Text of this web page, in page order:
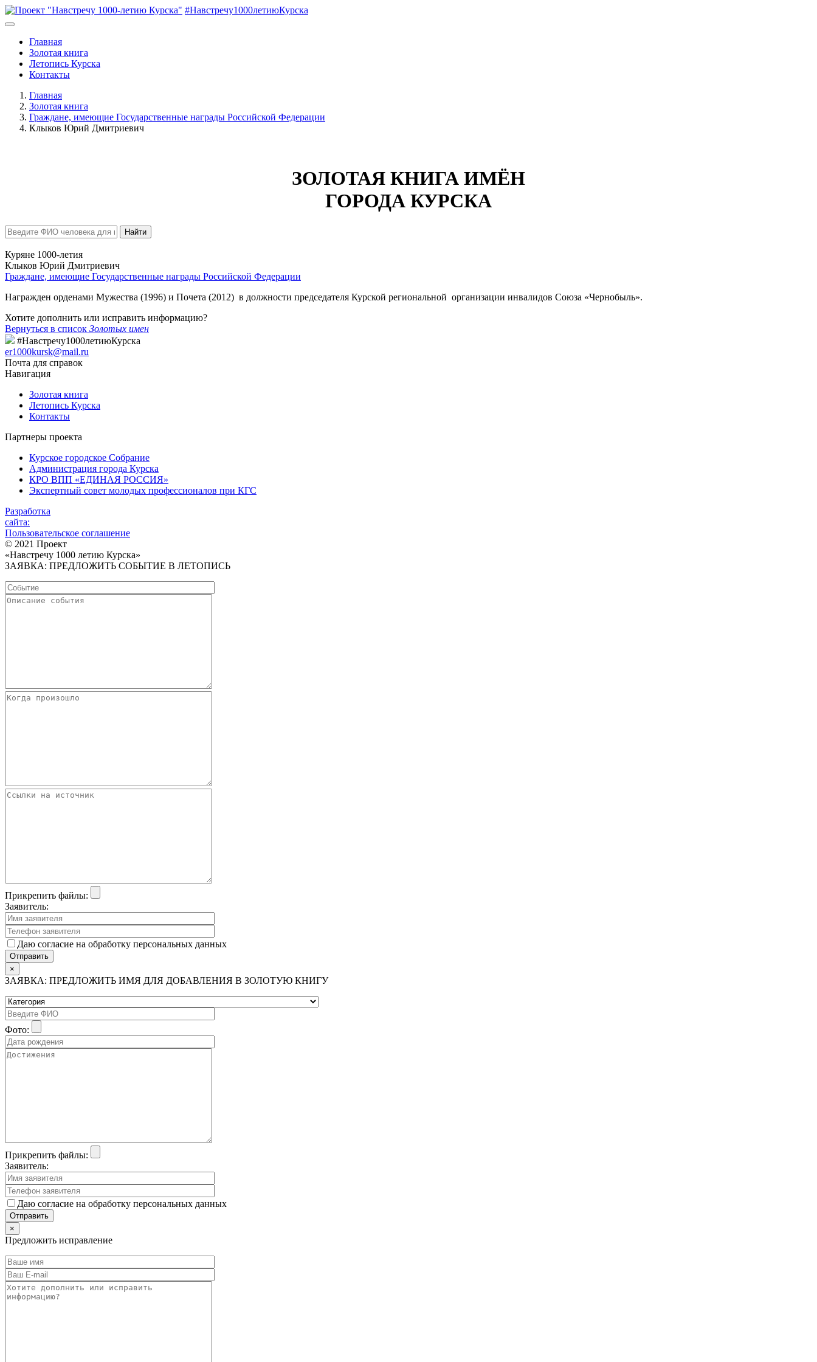
#Навстречу1000летиюКурска
Главная
Золотая книга
Летопись Курска
Контакты
Главная
Золотая книга
Граждане, имеющие Государственные награды Российской Федерации
Клыков Юрий Дмитриевич
ЗОЛОТАЯ КНИГА ИМЁН
ГОРОДА КУРСКА
Найти
Куряне 1000-летия
Клыков Юрий Дмитриевич
Граждане, имеющие Государственные награды Российской Федерации
Награжден орденами Мужества (1996) и Почета (2012) в должности председателя Курской региональной организации инвалидов Союза «Чернобыль».
Хотите дополнить или исправить информацию?
Вернуться в список Золотых имен
#Навстречу1000летиюКурска
er1000kursk@mail.ru
Почта для справок
Навигация
Золотая книга
Летопись Курска
Контакты
Партнеры проекта
Курское городское Собрание
Администрация города Курска
КРО ВПП «ЕДИНАЯ РОССИЯ»
Экспертный совет молодых профессионалов при КГС
Разработка
сайта:
Пользовательское соглашение
© 2021 Проект
«Навстречу 1000 летию Курска»
ЗАЯВКА: ПРЕДЛОЖИТЬ СОБЫТИЕ В ЛЕТОПИСЬ
Прикрепить файлы:
Заявитель:
Даю согласие на обработку персональных данных
×
ЗАЯВКА: ПРЕДЛОЖИТЬ ИМЯ ДЛЯ ДОБАВЛЕНИЯ В ЗОЛОТУЮ КНИГУ
Фото:
Прикрепить файлы:
Заявитель:
Даю согласие на обработку персональных данных
×
Предложить исправление